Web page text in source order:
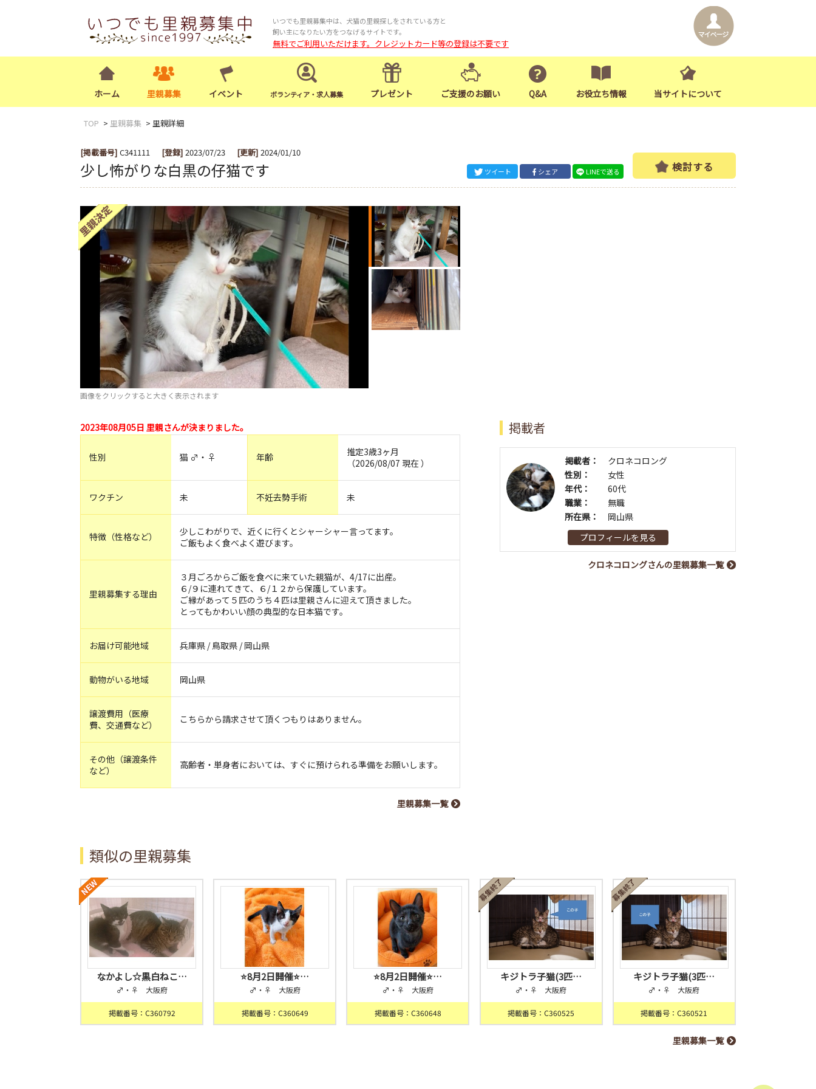
いつでも里親募集中は、犬猫の里親探しをされている方と
飼い主になりたい方をつなげるサイトです。
無料でご利用いただけます。クレジットカード等の登録は不要です
ホーム 里親募集 イベント ボランティア・求人募集 プレゼント ご支援のお願い Q&A お役立ち情報 当サイトについて
TOP 里親募集 里親詳細
[掲載番号] C341111 [登録] 2023/07/23 [更新] 2024/01/10
少し怖がりな白黒の仔猫です ツイート シェア LINEで送る 検討する
画像をクリックすると大きく表示されます
2023年08月05日 里親さんが決まりました。
性別 猫 ♂・♀ 年齢
推定3歳3ヶ月
（2026/08/07 現在 ）
ワクチン 未 不妊去勢手術 未
特徴（性格など）
少しこわがりで、近くに行くとシャーシャー言ってます。
ご飯もよく食べよく遊びます。
里親募集する理由
３月ごろからご飯を食べに来ていた親猫が、4/17に出産。
６/９に連れてきて、６/１２から保護しています。
ご縁があって５匹のうち４匹は里親さんに迎えて頂きました。
とってもかわいい顔の典型的な日本猫です。
お届け可能地域 兵庫県 / 鳥取県 / 岡山県
動物がいる地域 岡山県
譲渡費用（医療
費、交通費など）
こちらから請求させて頂くつもりはありません。
その他（譲渡条件
など）
高齢者・単身者においては、すぐに預けられる準備をお願いします。
里親募集一覧
掲載者
掲載者：
クロネコロング
性別：
女性
年代：
60代
職業：
無職
所在県：
岡山県
プロフィールを見る
クロネコロングさんの里親募集一覧
類似の里親募集
なかよし☆黒白ねこ…
♂・♀ 大阪府
掲載番号：C360792
⭐️8月2日開催⭐…
♂・♀ 大阪府
掲載番号：C360649
⭐️8月2日開催⭐…
♂・♀ 大阪府
掲載番号：C360648
キジトラ子猫(3匹…
♂・♀ 大阪府
掲載番号：C360525
キジトラ子猫(3匹…
♂・♀ 大阪府
掲載番号：C360521
里親募集一覧